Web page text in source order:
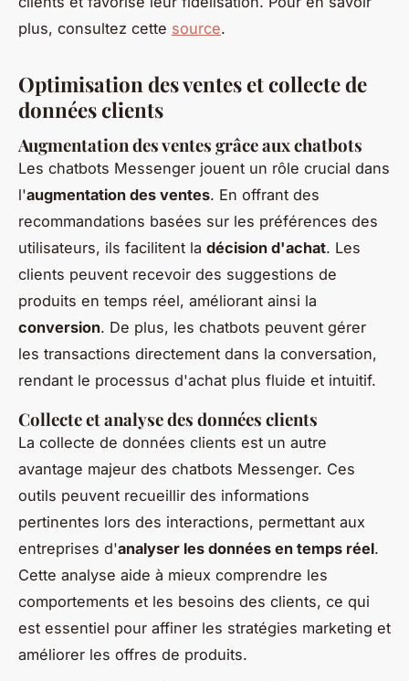
plus, consultez cette source.
Optimisation des ventes et collecte de
données clients
Augmentation des ventes grâce aux chatbots
Les chatbots Messenger jouent un rôle crucial dans
l'augmentation des ventes. En offrant des
recommandations basées sur les préférences des
utilisateurs, ils facilitent la décision d'achat. Les
clients peuvent recevoir des suggestions de
produits en temps réel, améliorant ainsi la
conversion. De plus, les chatbots peuvent gérer
les transactions directement dans la conversation,
rendant le processus d'achat plus fluide et intuitif.
Collecte et analyse des données clients
La collecte de données clients est un autre
avantage majeur des chatbots Messenger. Ces
outils peuvent recueillir des informations
pertinentes lors des interactions, permettant aux
entreprises d'analyser les données en temps réel.
Cette analyse aide à mieux comprendre les
comportements et les besoins des clients, ce qui
est essentiel pour affiner les stratégies marketing et
améliorer les offres de produits.